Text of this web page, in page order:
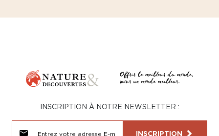
INSCRIPTION À NOTRE NEWSLETTER :
INSCRIPTION